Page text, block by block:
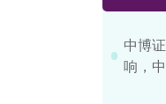
中博
响，